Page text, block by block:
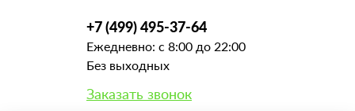
+7 (499) 495-37-64
Ежедневно: с 8:00 до 22:00
Без выходных
Заказать звонок